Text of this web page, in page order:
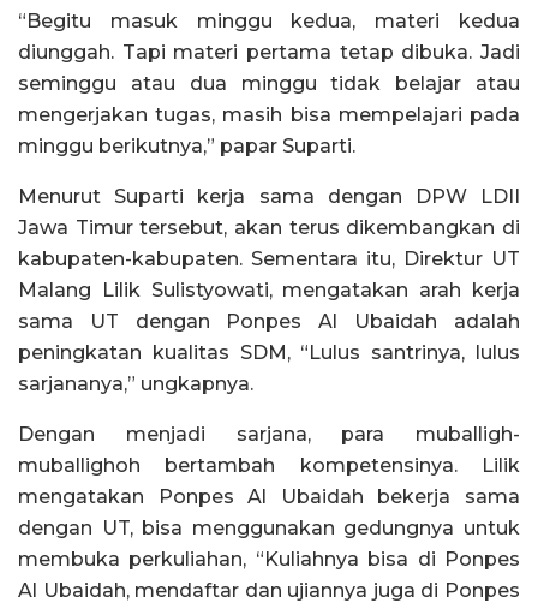
“Begitu masuk minggu kedua, materi kedua
diunggah. Tapi materi pertama tetap dibuka. Jadi
seminggu atau dua minggu tidak belajar atau
mengerjakan tugas, masih bisa mempelajari pada
minggu berikutnya,” papar Suparti.
Menurut Suparti kerja sama dengan DPW LDII
Jawa Timur tersebut, akan terus dikembangkan di
kabupaten-kabupaten. Sementara itu, Direktur UT
Malang Lilik Sulistyowati, mengatakan arah kerja
sama UT dengan Ponpes Al Ubaidah adalah
peningkatan kualitas SDM, “Lulus santrinya, lulus
sarjananya,” ungkapnya.
Dengan menjadi sarjana, para muballigh-
muballighoh bertambah kompetensinya. Lilik
mengatakan Ponpes Al Ubaidah bekerja sama
dengan UT, bisa menggunakan gedungnya untuk
membuka perkuliahan, “Kuliahnya bisa di Ponpes
Al Ubaidah, mendaftar dan ujiannya juga di Ponpes